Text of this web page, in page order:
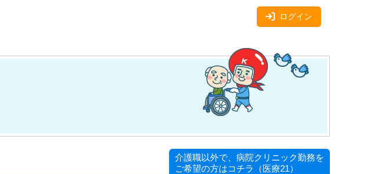
ログイン
介護職以外で、病院クリニック勤務を
ご希望の方はコチラ（医療21）